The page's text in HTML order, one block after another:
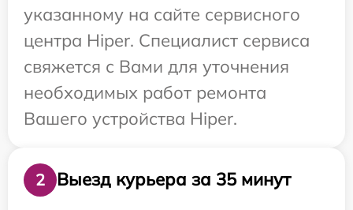
указанному на сайте сервисного
центра Hiper. Специалист сервиса
свяжется с Вами для уточнения
необходимых работ ремонта
Вашего устройства Hiper.
2
Выезд курьера за 35 минут